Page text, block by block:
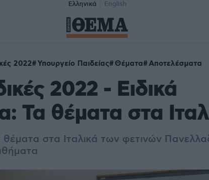
Ελληνικά English
2022 Υπουργείο Παιδείας Θέματα Αποτελέσματα
2022 - Ειδικά
Τα θέματα στα
θέματα στα Ιταλικά των φετινών